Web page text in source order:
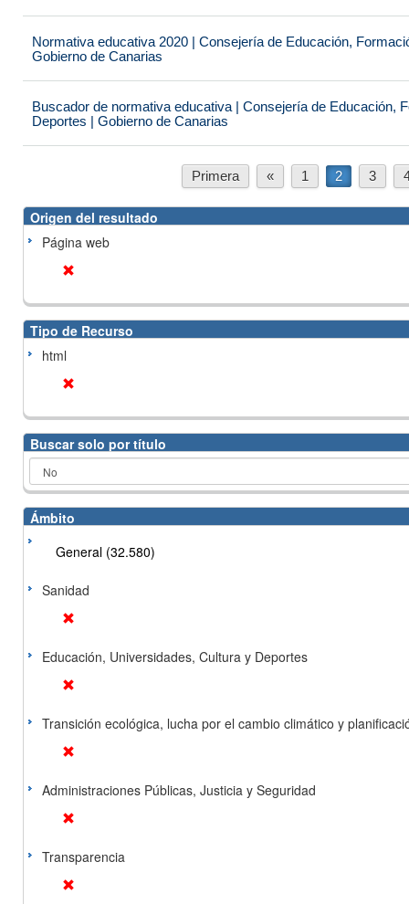
Normativa educativa 2020 | Consejería de Educación,
Gobierno de Canarias
Buscador de normativa educativa | Consejería de Educación,
Deportes | Gobierno de Canarias
Primera « 1 2 3
Origen del resultado
Página web
Tipo de Recurso
html
Buscar solo por título
Ámbito
General (32.580)
Sanidad
Educación, Universidades, Cultura y Deportes
Transición ecológica, lucha por el cambio climático y
Administraciones Públicas, Justicia y Seguridad
Transparencia